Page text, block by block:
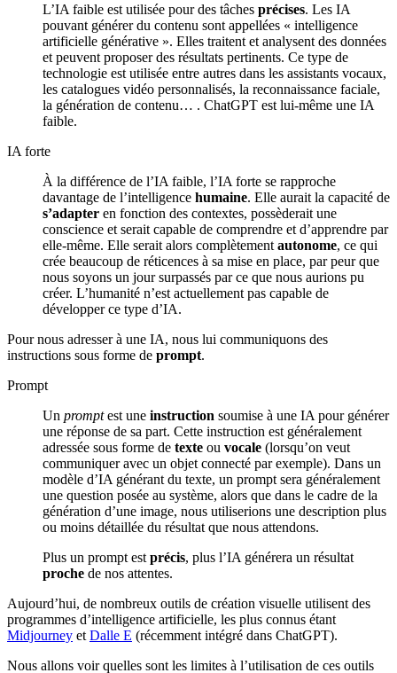
L’IA faible est utilisée pour des tâches précises. Les IA
pouvant générer du contenu sont appellées « intelligence
artificielle générative ». Elles traitent et analysent des données
et peuvent proposer des résultats pertinents. Ce type de
technologie est utilisée entre autres dans les assistants vocaux,
les catalogues vidéo personnalisés, la reconnaissance faciale,
la génération de contenu… . ChatGPT est lui-même une IA
faible.
IA forte
À la différence de l’IA faible, l’IA forte se rapproche
davantage de l’intelligence humaine. Elle aurait la capacité de
s’adapter en fonction des contextes, possèderait une
conscience et serait capable de comprendre et d’apprendre par
elle-même. Elle serait alors complètement autonome, ce qui
crée beaucoup de réticences à sa mise en place, par peur que
nous soyons un jour surpassés par ce que nous aurions pu
créer. L’humanité n’est actuellement pas capable de
développer ce type d’IA.
Pour nous adresser à une IA, nous lui communiquons des
instructions sous forme de prompt.
Prompt
Un promptest une instruction soumise à une IA pour générer
une réponse de sa part. Cette instruction est généralement
adressée sous forme de texte ou vocale (lorsqu’on veut
communiquer avec un objet connecté par exemple). Dans un
modèle d’IA générant du texte, un prompt sera généralement
une question posée au système, alors que dans le cadre de la
génération d’une image, nous utiliserions une description plus
ou moins détaillée du résultat que nous attendons.
Plus un prompt est précis, plus l’IA générera un résultat
proche de nos attentes.
Aujourd’hui, de nombreux outils de création visuelle utilisent des
programmes d’intelligence artificielle, les plus connus étant
Midjourney et Dalle E (récemment intégré dans ChatGPT).
Nous allons voir quelles sont les limites à l’utilisation de ces outils